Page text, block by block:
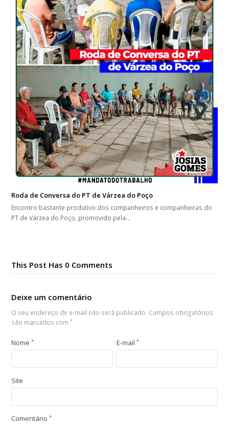
Roda de Conversa do PT de Várzea do Poço
Encontro bastante produtivo dos companheiros e companheiras do
PT de Várzea do Poço, promovido pela…
This Post Has 0 Comments
Deixe um comentário
O seu endereço de e-mail não será publicado. Campos obrigatórios
são marcados com*
Nome* E-mail*
Site
Comentário*